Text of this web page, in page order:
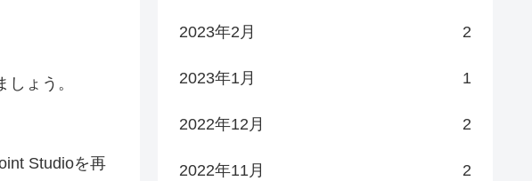
ょう。
Studioを再
2023年2月 2
2023年1月 1
2022年12月 2
2022年11月 2